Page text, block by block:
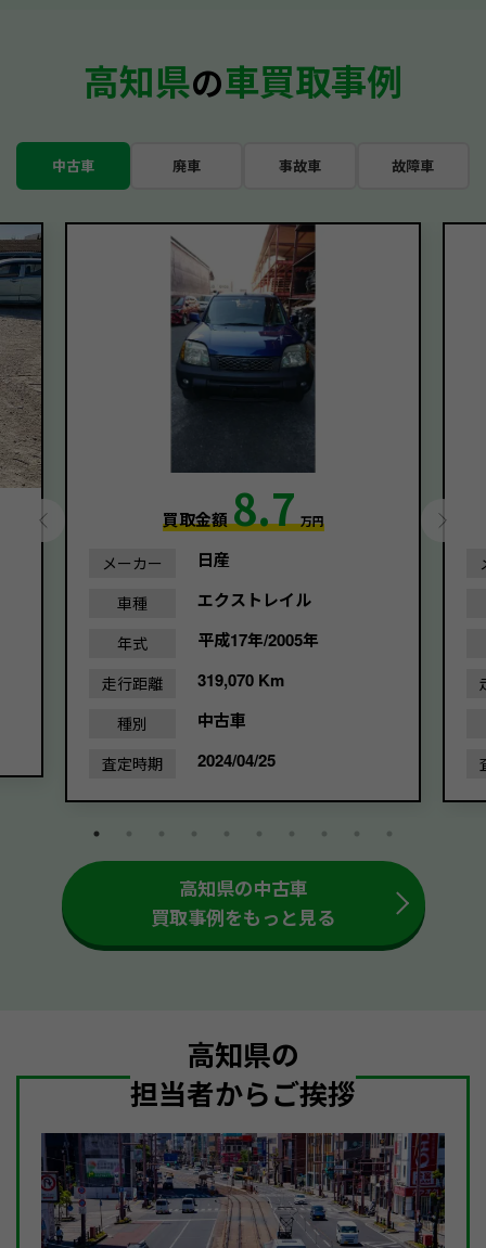
高知県の車買取事例
中古車 廃車 事故車 故障車
買取金額8.7 万円
メーカー 日産
車種 エクストレイル
年式 平成17年/2005年
走行距離 319,070 Km
種別 中古車
査定時期 2024/04/25
高知県の中古車
買取事例をもっと見る
高知県の
担当者からご挨拶